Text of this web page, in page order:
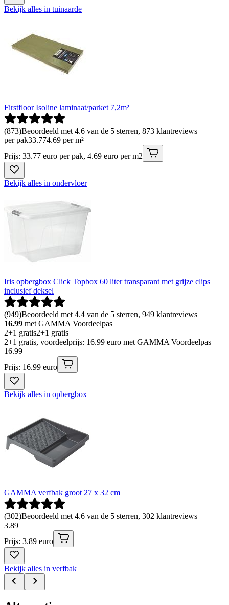
Bekijk alles in tuinaarde
Firstfloor Isoline laminaat/parket 7,2m²
(873)Beoordeeld met 4.6 van de 5 sterren, 873 klantreviews
per pak33.774.69 per m²
Prijs: 33.77 euro per pak, 4.69 euro per m2
Bekijk alles in ondervloer
Iris opbergbox Click Topbox 60 liter transparant met grijze clips
inclusief deksel
(949)Beoordeeld met 4.4 van de 5 sterren, 949 klantreviews
16.99 met GAMMA Voordeelpas
2+1 gratis2+1 gratis
2+1 gratis, voordeelprijs: 16.99 euro met GAMMA Voordeelpas
16.99
Prijs: 16.99 euro
Bekijk alles in opbergbox
GAMMA verfbak groot 27 x 32 cm
(302)Beoordeeld met 4.6 van de 5 sterren, 302 klantreviews
3.89
Prijs: 3.89 euro
Bekijk alles in verfbak